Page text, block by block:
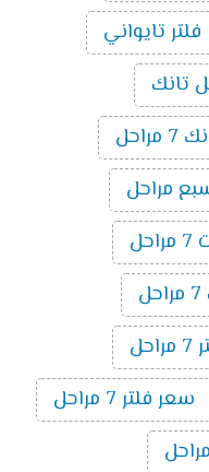
فلتر تايواني
مراحل
سعر فلتر 7 مراحل